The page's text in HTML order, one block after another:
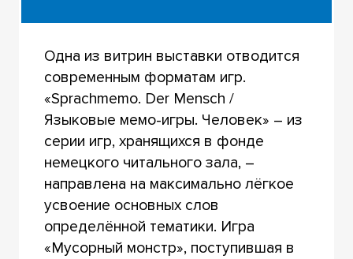
Одна из витрин выставки отводится
современным форматам игр.
«Sprachmemo. Der Mensch /
Языковые мемо-игры. Человек» – из
серии игр, хранящихся в фонде
немецкого читального зала, –
направлена на максимально лёгкое
усвоение основных слов
определённой тематики. Игра
«Мусорный монстр», поступившая в